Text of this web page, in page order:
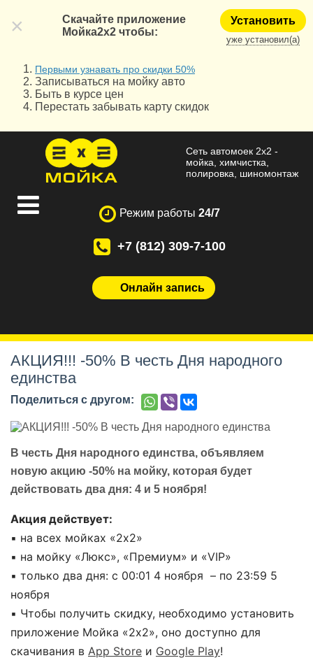
×
Скачайте приложение
Мойка2х2 чтобы:
Установить
уже установил(а)
Первыми узнавать про скидки 50%
Записываться на мойку авто
Быть в курсе цен
Перестать забывать карту скидок
Сеть автомоек 2x2 -
мойка, химчистка,
полировка, шиномонтаж
Режим работы 24/7
+7 (812) 309-7-100
Онлайн запись
АКЦИЯ!!! -50% В честь Дня народного
единства
Поделиться с другом:
В честь Дня народного единства, объявляем
новую акцию -50% на мойку, которая будет
действовать два дня: 4 и 5 ноября!
Акция действует:
▪️ на всех мойках «2х2»
▪️ на мойку «Люкс», «Премиум» и «VIP»
▪️ только два дня: с 00:01 4 ноября – по 23:59 5
ноября
▪️ Чтобы получить скидку, необходимо установить
приложение Мойка «2х2», оно доступно для
скачивания в App Store и Google Play!